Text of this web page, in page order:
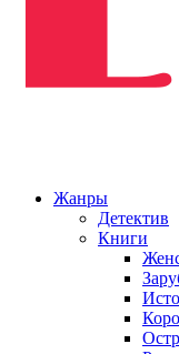
Жанры
Детектив
Книги